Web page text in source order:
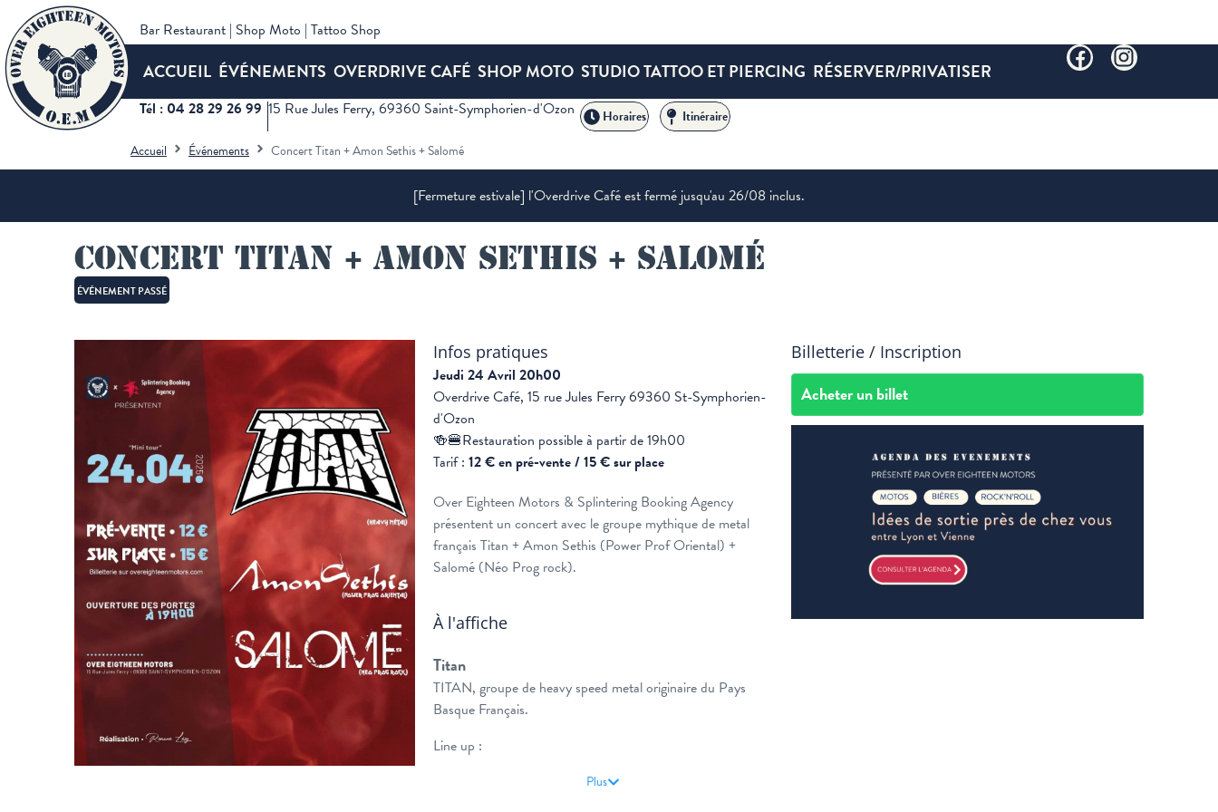
Bar Restaurant | Shop Moto | Tattoo Shop
ACCUEIL ÉVÉNEMENTS OVERDRIVE CAFÉ SHOP MOTO STUDIO TATTOO ET PIERCING RÉSERVER/PRIVATISER
Tél : 04 28 29 26 99 15 Rue Jules Ferry, 69360 Saint-Symphorien-d'Ozon Horaires
Itinéraire
Accueil
Événements Concert Titan + Amon Sethis + Salomé
[Fermeture estivale] l'Overdrive Café est fermé jusqu'au 26/08 inclus.
Concert Titan + Amon Sethis + Salomé
ÉVÉNEMENT PASSÉ
Infos pratiques
Jeudi 24 Avril 20h00
Overdrive Café, 15 rue Jules Ferry 69360 St-Symphorien-
d'Ozon
🍻🍔Restauration possible à partir de 19h00
Tarif : 12 € en pré-vente / 15 € sur place
Over Eighteen Motors & Splintering Booking Agency
présentent un concert avec le groupe mythique de metal
français Titan + Amon Sethis (Power Prof Oriental) +
Salomé (Néo Prog rock).
À l'affiche
Titan
TITAN, groupe de heavy speed metal originaire du Pays
Basque Français.
Line up :
Plus
Billetterie / Inscription
Acheter un billet